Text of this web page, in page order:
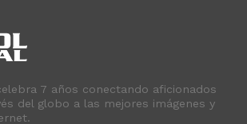
7 años conectando aficionados
del globo a las mejores imágenes y